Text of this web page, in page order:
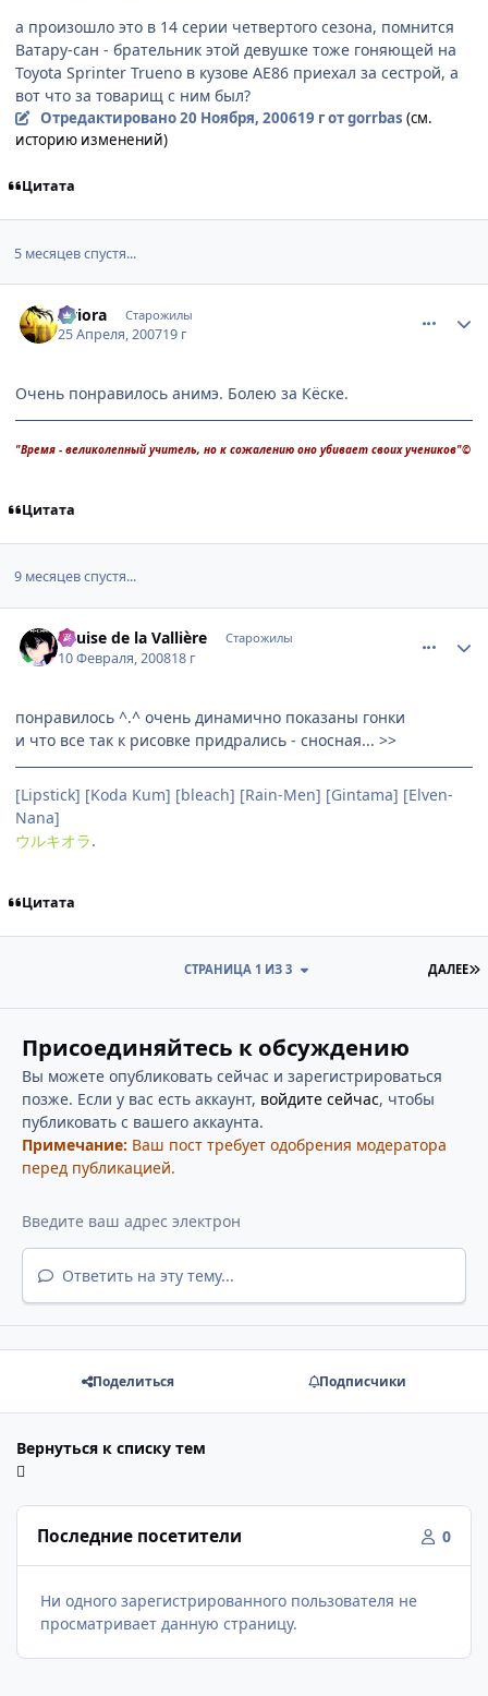
а произошло это в 14 серии четвертого сезона, помнится
Ватару-сан - брательник этой девушке тоже гоняющей на
Toyota Sprinter Trueno в кузове АЕ86 приехал за сестрой, а
вот что за товарищ с ним был?
Отредактировано20 Ноября, 200619 гот gorrbas (см.
историю изменений)
Цитата
5 месяцев спустя...
Aviora Старожилы
25 Апреля, 200719 г
Очень понравилось анимэ. Болею за Кёске.
"Время - великолепный учитель, но к сожалению оно убивает своих учеников"©
Цитата
9 месяцев спустя...
Louise de la Vallière Старожилы
10 Февраля, 200818 г
понравилось ^.^ очень динамично показаны гонки
и что все так к рисовке придрались - сносная... >>
[Lipstick] [Koda Kum] [bleach] [Rain-Men] [Gintama] [Elven-
Nana]
ウルキオラ.
Цитата
ДАЛЕЕ
СТРАНИЦА 1 ИЗ 3
Присоединяйтесь к обсуждению
Вы можете опубликовать сейчас и зарегистрироваться
позже. Если у вас есть аккаунт, войдите сейчас, чтобы
публиковать с вашего аккаунта.
Примечание: Ваш пост требует одобрения модератора
перед публикацией.
Ответить на эту тему...
Поделиться Подписчики
Вернуться к списку тем
Последние посетители 0
Ни одного зарегистрированного пользователя не
просматривает данную страницу.